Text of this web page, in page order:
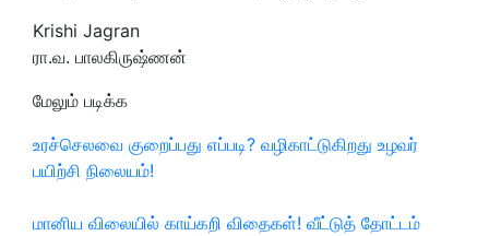
Krishi Jagran
ரா.வ. பாலகிருஷ்ணன்
மேலும் படிக்க
உரச்செலவை குறைப்பது எப்படி? வழிகாட்டுகிறது உழவர்
பயிற்சி நிலையம்!
மானிய விலையில் காய்கறி விதைகள்! வீட்டுத் தோட்டம்